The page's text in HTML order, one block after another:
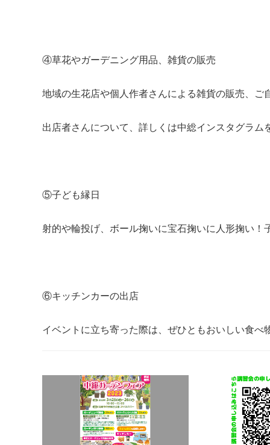
④草花やガーデニング用品、雑貨の販売
地域の生花店や個人作者さんによる雑貨の販売、
出店者さんについて、詳しくは中総インスタグラ
⑤子ども縁日
射的や輪投げ、ボール掬いに宝石掬いに人形掬い
⑥キッチンカーの出店
イベントに立ち寄った際は、ぜひともおいしい食